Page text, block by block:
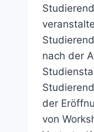
nach der
der
von